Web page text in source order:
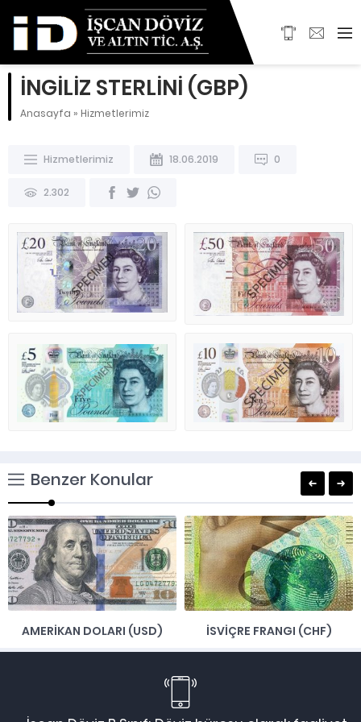
İNGİLİZ STERLİNİ (GBP)
Anasayfa » Hizmetlerimiz
Hizmetlerimiz 18.06.2019 0
2.302
Benzer Konular
AMERİKAN DOLARI (USD) İSVİÇRE FRANGI (CHF)